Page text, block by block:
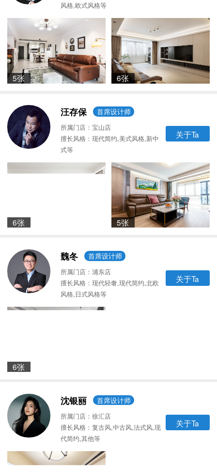
风格,欧式风格等
5张 6张
汪存保 首席设计师
所属门店：宝山店
擅长风格：现代简约,美式风格,新中
式等
关于Ta
6张 5张
魏冬 首席设计师
所属门店：浦东店
擅长风格：现代轻奢,现代简约,北欧
风格,日式风格等
关于Ta
6张
沈银丽 首席设计师
所属门店：徐汇店
擅长风格：复古风,中古风,法式风,现
代简约,其他等
关于Ta